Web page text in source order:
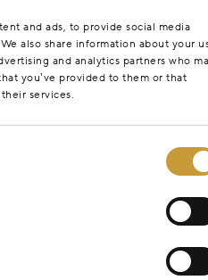
and ads, to provide social media
also share information about your
and analytics partners who
you’ve provided to them or that
services.